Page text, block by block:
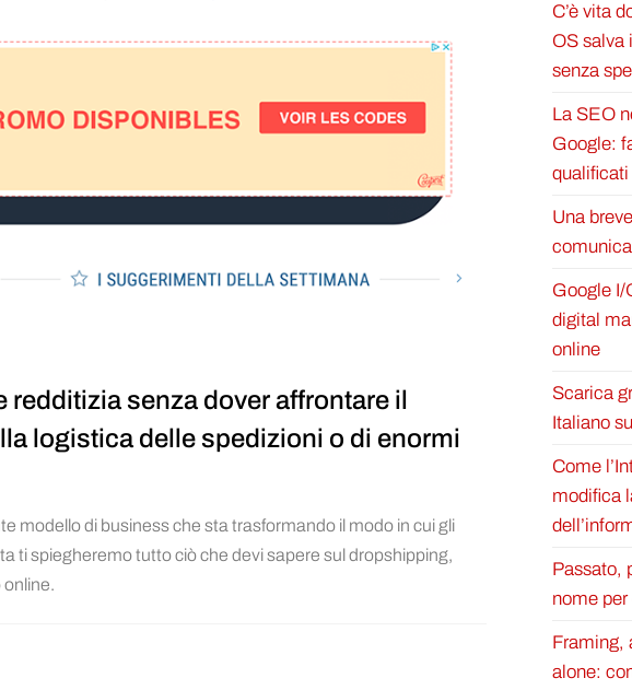
senza dover affrontare il
logistica delle spedizioni o di enormi
modello di business che sta trasformando il modo in cui gli
ti spiegheremo tutto ciò che devi sapere sul dropshipping,
online.
C’è vita
OS salva
senza
La SEO
Google:
qualificati
Una
Google I/
digital
online
Scarica
Italiano
Come
modifica
Passato,
nome
Framing,
alone: